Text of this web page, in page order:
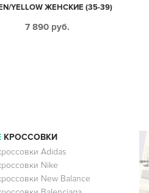
YELLOW ЖЕНСКИЕ (35-39)
7 890 руб.
КРОССОВКИ
Adidas
Nike
New Balance